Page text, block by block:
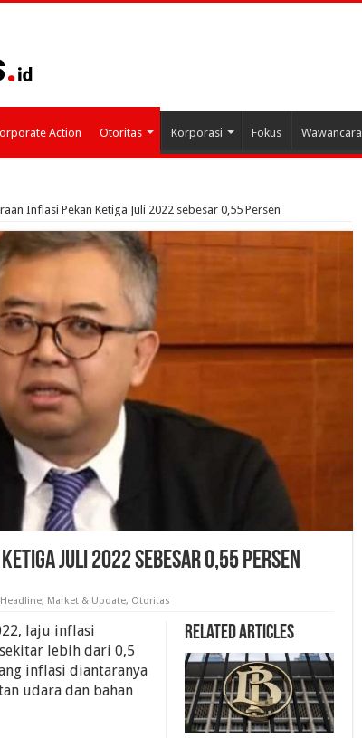
Action Otoritas Korporasi Fokus Wawancara
Inflasi Pekan Ketiga Juli 2022 sebesar 0,55 Persen
Juli 2022 sebesar 0,55 Persen
Headline, Market & Update, Otoritas
Related Articles
laju inflasi
lebih dari 0,5
inflasi diantaranya
udara dan bahan